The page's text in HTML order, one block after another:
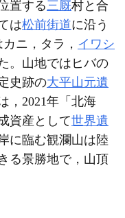
置する三厩村と合
は松前街道に沿う
ニ，タラ， イワシ
。山地ではヒバの
史跡の大平山元遺
，2021年「北海
資産として世界遺
に臨む観瀾山は陸
る景勝地で，山頂